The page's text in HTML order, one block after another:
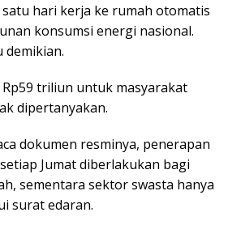
hari kerja ke rumah otomatis
konsumsi energi nasional.
demikian.
triliun untuk masyarakat
dipertanyakan.
dokumen resminya, penerapan
Jumat diberlakukan bagi
sementara sektor swasta hanya
surat edaran.